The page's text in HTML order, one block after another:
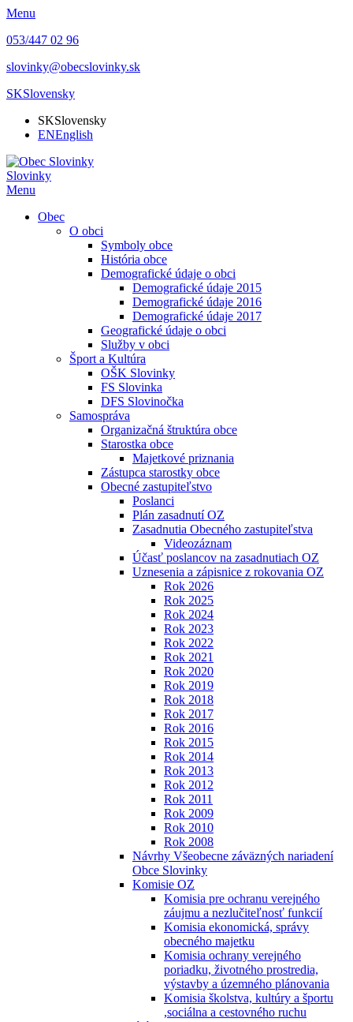
Menu
053/447 02 96
slovinky@obecslovinky.sk
SKSlovensky
SKSlovensky
ENEnglish
Slovinky
Menu
Obec
O obci
Symboly obce
História obce
Demografické údaje o obci
Demografické údaje 2015
Demografické údaje 2016
Demografické údaje 2017
Geografické údaje o obci
Služby v obci
Šport a Kultúra
OŠK Slovinky
FS Slovinka
DFS Slovinočka
Samospráva
Organizačná štruktúra obce
Starostka obce
Majetkové priznania
Zástupca starostky obce
Obecné zastupiteľstvo
Poslanci
Plán zasadnutí OZ
Zasadnutia Obecného zastupiteľstva
Videozáznam
Účasť poslancov na zasadnutiach OZ
Uznesenia a zápisnice z rokovania OZ
Rok 2026
Rok 2025
Rok 2024
Rok 2023
Rok 2022
Rok 2021
Rok 2020
Rok 2019
Rok 2018
Rok 2017
Rok 2016
Rok 2015
Rok 2014
Rok 2013
Rok 2012
Rok 2011
Rok 2009
Rok 2010
Rok 2008
Návrhy Všeobecne záväzných nariadení
Obce Slovinky
Komisie OZ
Komisia pre ochranu verejného
záujmu a nezlučiteľnosť funkcií
Komisia ekonomická, správy
obecného majetku
Komisia ochrany verejného
poriadku, životného prostredia,
výstavby a územného plánovania
Komisia školstva, kultúry a športu
,sociálna a cestovného ruchu